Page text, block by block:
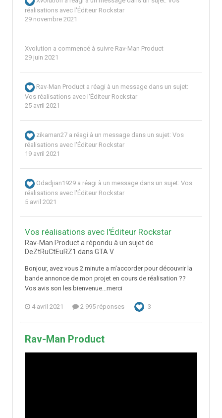
réalisations avec l'Éditeur Rockstar
29 novembre 2021
Xvolution a commencé à suivre Rav-Man Product
29 juin 2021
Rav-Man Product a réagi à un message dans un sujet:
Vos réalisations avec l'Éditeur Rockstar
25 avril 2021
zikaman27 a réagi à un message dans un sujet: Vos
réalisations avec l'Éditeur Rockstar
19 avril 2021
Odadjian1929 a réagi à un message dans un sujet: Vos
réalisations avec l'Éditeur Rockstar
5 avril 2021
Vos réalisations avec l'Éditeur Rockstar
Rav-Man Product a répondu à un sujet de
DeZtRuCtEuRZ1 dans GTA V
Bonjour, avez vous 2 minute a m'accorder pour découvrir la
bande annonce de mon projet en cours de réalisation ??
Vos avis son les bienvenue...merci
4 avril 2021 2 995 réponses 3
Rav-Man Product